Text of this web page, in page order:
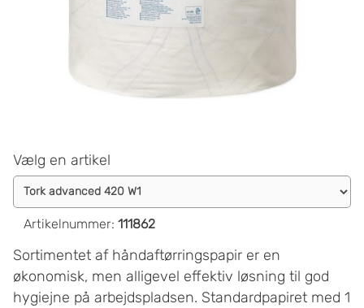
Vælg en artikel
Artikelnummer: 111862
Sortimentet af håndaftørringspapir er en
økonomisk, men alligevel effektiv løsning til god
hygiejne på arbejdspladsen. Standardpapiret med 1